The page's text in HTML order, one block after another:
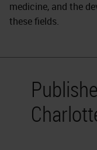
medicine, and the
these fields.